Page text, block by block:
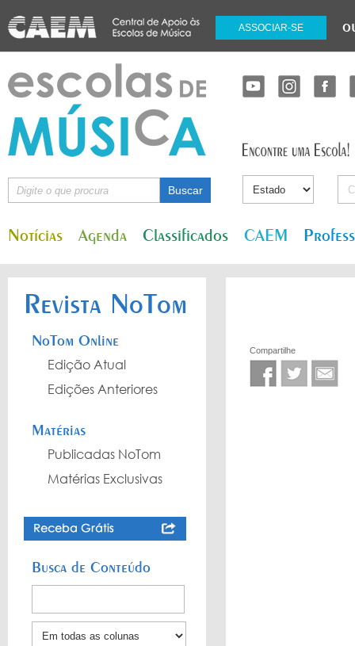
ASSOCIAR-SE
Notícias Agenda Classificados CAEM
Revista NoTom
NoTom Online
Edição Atual
Edições Anteriores
Matérias
Publicadas NoTom
Matérias Exclusivas
Busca de Conteúdo
Compartilhe